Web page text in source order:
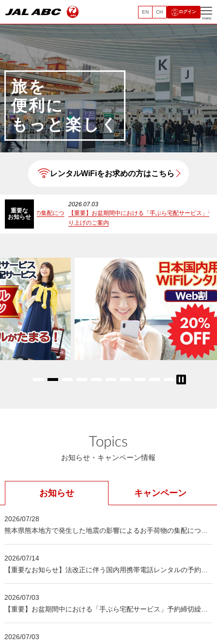
EN CH ログイン
menu
旅を
便利に
もっと楽しく
レンタルWiFiをお求めの方はこちら
重要な
お知らせ
集配につ
【重要】お盆期間中における「手ぶら宅配サービス」予約締切繰
り上げのご案内
Topics
お知らせ・キャンペーン情報
お知らせ キャンペーン
2026/07/28
熊本県熊本地方で発生した地震の影響によるお手荷物の集配につい
て（8月3日11時時点）
2026/07/14
【重要なお知らせ】法改正に伴う国内用携帯電話レンタルの予約受
付方法および本人確認方法の変更について
2026/07/03
【重要】お盆期間中における「手ぶら宅配サービス」予約締切繰り
上げのご案内
2026/07/03